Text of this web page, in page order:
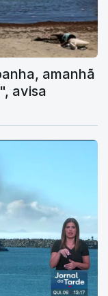
amanhã
avisa